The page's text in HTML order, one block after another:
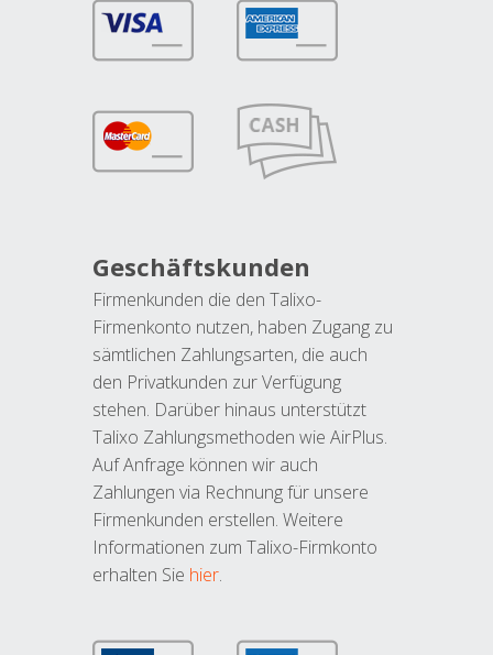
Geschäftskunden
Firmenkunden die den Talixo-
Firmenkonto nutzen, haben Zugang zu
sämtlichen Zahlungsarten, die auch
den Privatkunden zur Verfügung
stehen. Darüber hinaus unterstützt
Talixo Zahlungsmethoden wie AirPlus.
Auf Anfrage können wir auch
Zahlungen via Rechnung für unsere
Firmenkunden erstellen. Weitere
Informationen zum Talixo-Firmkonto
erhalten Sie hier.